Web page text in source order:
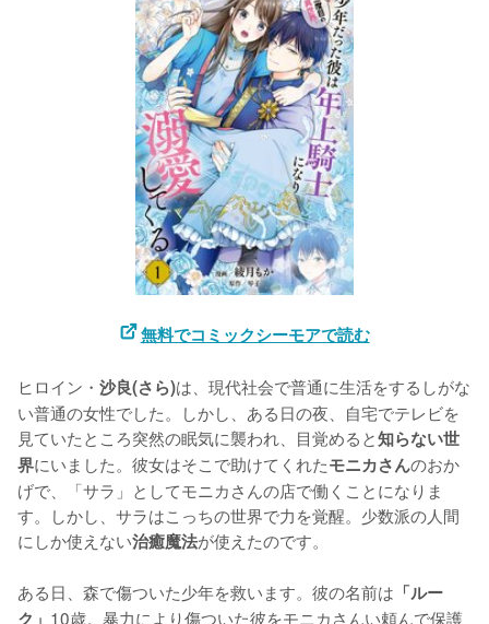
無料でコミックシーモアで読む
ヒロイン・ 沙良(さら)は、現代社会で普通に生活をするしがな
い普通の女性でした。しかし、ある日の夜、自宅でテレビを
見ていたところ突然の眠気に襲われ、目覚めると知らない世
界にいました。彼女はそこで助けてくれたモニカさんのおか
げで、「サラ」としてモニカさんの店で働くことになりま
す。しかし、サラはこっちの世界で力を覚醒。少数派の人間
にしか使えない治癒魔法が使えたのです。
ある日、森で傷ついた少年を救います。彼の名前は 「ルー
ク」 10歳。暴力により傷ついた彼をモニカさんい頼んで保護